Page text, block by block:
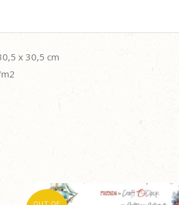
x 30,5 cm
OUT OF